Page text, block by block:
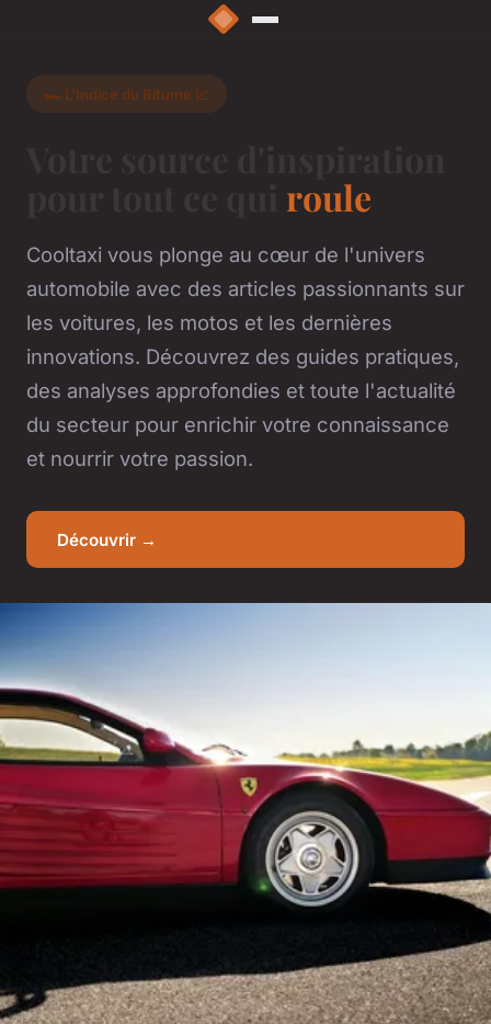
🏎️ L'Indice du Bitume 📈
roule
Cooltaxi vous plonge au cœur de l'univers
automobile avec des articles passionnants sur
les voitures, les motos et les dernières
innovations. Découvrez des guides pratiques,
des analyses approfondies et toute l'actualité
du secteur pour enrichir votre connaissance
et nourrir votre passion.
Découvrir →